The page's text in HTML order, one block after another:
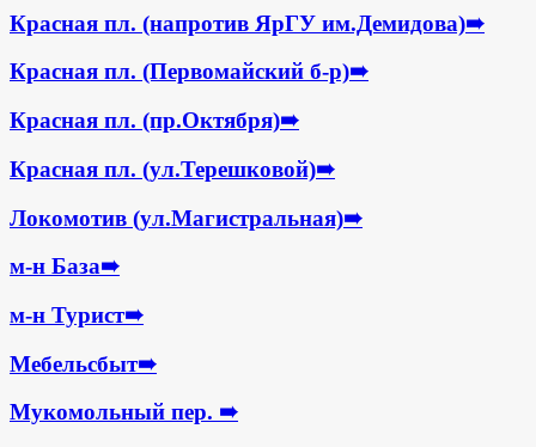
Красная пл. (напротив ЯрГУ им.Демидова)➠
Красная пл. (Первомайский б-р)➠
Красная пл. (пр.Октября)➠
Красная пл. (ул.Терешковой)➠
Локомотив (ул.Магистральная)➠
м-н База➠
м-н Турист➠
Мебельсбыт➠
Мукомольный пер. ➠